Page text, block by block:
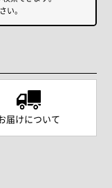
い。
届けについて